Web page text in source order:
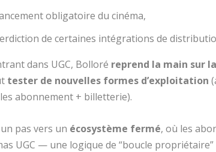
obligatoire du cinéma,
de certaines intégrations de
dans UGC, Bolloré reprend la main sur
tester de nouvelles formes d’exploitation
abonnement + billetterie).
un pas vers un écosystème fermé, où les
UGC — une logique de “boucle